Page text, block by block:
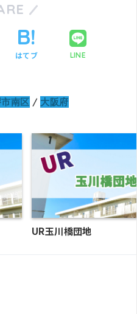
はてブ LINE
南区 大阪府
UR玉川橋団地